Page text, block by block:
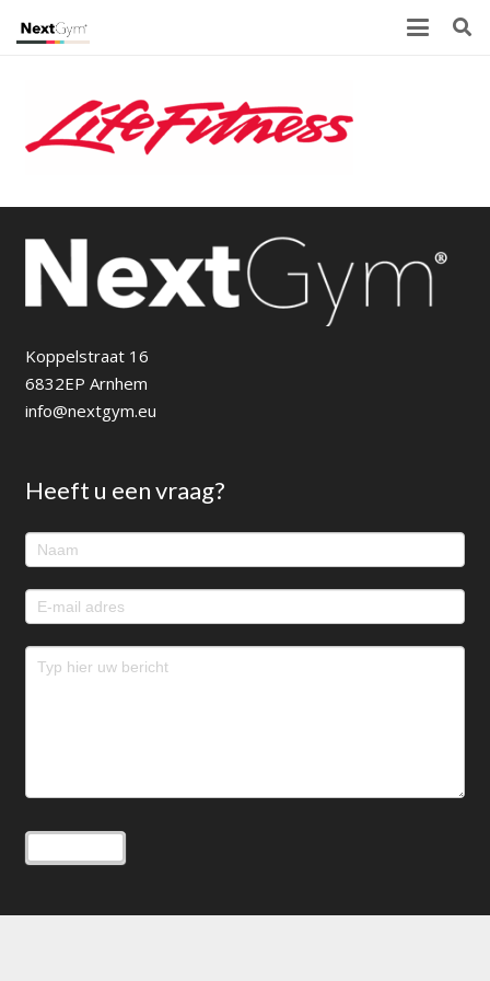
Koppelstraat 16
6832EP Arnhem
info@nextgym.eu
Heeft u een vraag?
Footer
contact